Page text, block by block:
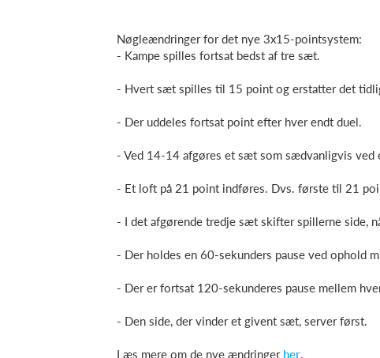
Nøgleændringer for det nye 3x15-pointsystem:
- Kampe spilles fortsat bedst af tre sæt.
- Hvert sæt spilles til 15 point og erstatter det
- Der uddeles fortsat point efter hver endt duel.
- Ved 14-14 afgøres et sæt som sædvanligvis ved
- Et loft på 21 point indføres. Dvs. første til 21
- I det afgørende tredje sæt skifter spillerne side,
- Der holdes en 60-sekunders pause ved ophold
- Der er fortsat 120-sekunderes pause mellem
- Den side, der vinder et givent sæt, server først.
Læs mere om de nye ændringer her.